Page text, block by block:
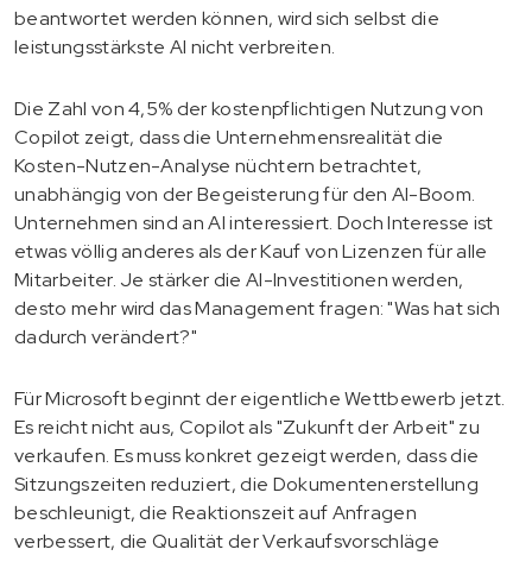
beantwortet werden können, wird sich selbst die
leistungsstärkste AI nicht verbreiten.
Die Zahl von 4,5% der kostenpflichtigen Nutzung von
Copilot zeigt, dass die Unternehmensrealität die
Kosten-Nutzen-Analyse nüchtern betrachtet,
unabhängig von der Begeisterung für den AI-Boom.
Unternehmen sind an AI interessiert. Doch Interesse ist
etwas völlig anderes als der Kauf von Lizenzen für alle
Mitarbeiter. Je stärker die AI-Investitionen werden,
desto mehr wird das Management fragen: "Was hat sich
dadurch verändert?"
Für Microsoft beginnt der eigentliche Wettbewerb jetzt.
Es reicht nicht aus, Copilot als "Zukunft der Arbeit" zu
verkaufen. Es muss konkret gezeigt werden, dass die
Sitzungszeiten reduziert, die Dokumentenerstellung
beschleunigt, die Reaktionszeit auf Anfragen
verbessert, die Qualität der Verkaufsvorschläge